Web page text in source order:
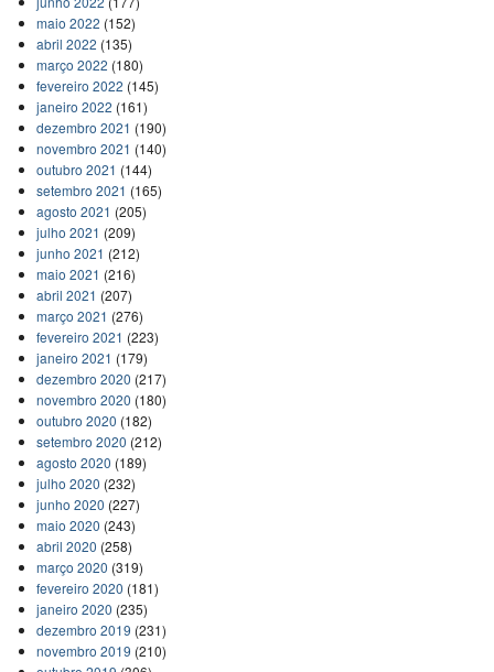
maio 2022 (152)
abril 2022 (135)
março 2022 (180)
fevereiro 2022 (145)
janeiro 2022 (161)
dezembro 2021 (190)
novembro 2021 (140)
outubro 2021 (144)
setembro 2021 (165)
agosto 2021 (205)
julho 2021 (209)
junho 2021 (212)
maio 2021 (216)
abril 2021 (207)
março 2021 (276)
fevereiro 2021 (223)
janeiro 2021 (179)
dezembro 2020 (217)
novembro 2020 (180)
outubro 2020 (182)
setembro 2020 (212)
agosto 2020 (189)
julho 2020 (232)
junho 2020 (227)
maio 2020 (243)
abril 2020 (258)
março 2020 (319)
fevereiro 2020 (181)
janeiro 2020 (235)
dezembro 2019 (231)
novembro 2019 (210)